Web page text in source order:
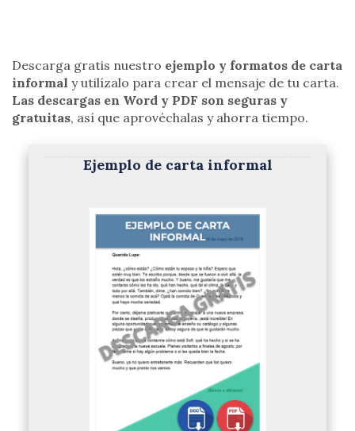
Descarga gratis nuestro ejemplo y formatos de carta
informal y utilízalo para crear el mensaje de tu carta.
Las descargas en Word y PDF son seguras y
gratuitas, así que aprovéchalas y ahorra tiempo.
Ejemplo de carta informal